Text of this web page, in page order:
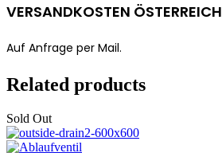
VERSANDKOSTEN ÖSTERREICH
Auf Anfrage per Mail.
Related products
Sold Out